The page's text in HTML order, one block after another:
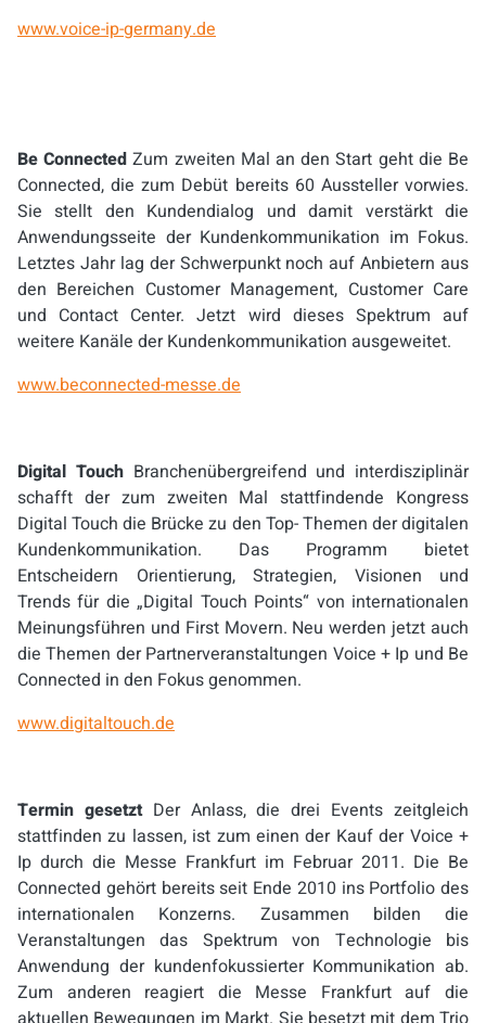
www.voice-ip-germany.de
Be ConnectedZum zweiten Mal an den Start geht die Be
Connected, die zum Debüt bereits 60 Aussteller vorwies.
Sie stellt den Kundendialog und damit verstärkt die
Anwendungsseite der Kundenkommunikation im Fokus.
Letztes Jahr lag der Schwerpunkt noch auf Anbietern aus
den Bereichen Customer Management, Customer Care
und Contact Center. Jetzt wird dieses Spektrum auf
weitere Kanäle der Kundenkommunikation ausgeweitet.
www.beconnected-messe.de
Digital TouchBranchenübergreifend und interdisziplinär
schafft der zum zweiten Mal stattfindende Kongress
Digital Touch die Brücke zu den Top- Themen der digitalen
Kundenkommunikation. Das Programm bietet
Entscheidern Orientierung, Strategien, Visionen und
Trends für die „Digital Touch Points“ von internationalen
Meinungsführen und First Movern. Neu werden jetzt auch
die Themen der Partnerveranstaltungen Voice + Ip und Be
Connected in den Fokus genommen.
www.digitaltouch.de
Termin gesetztDer Anlass, die drei Events zeitgleich
stattfinden zu lassen, ist zum einen der Kauf der Voice +
Ip durch die Messe Frankfurt im Februar 2011. Die Be
Connected gehört bereits seit Ende 2010 ins Portfolio des
internationalen Konzerns. Zusammen bilden die
Veranstaltungen das Spektrum von Technologie bis
Anwendung der kundenfokussierter Kommunikation ab.
Zum anderen reagiert die Messe Frankfurt auf die